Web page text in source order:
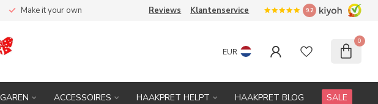
Make it your own Reviews Klantenservice 9.2
EUR
0
GAREN ACCESSOIRES HAAKPRET HELPT HAAKPRET BLOG SALE